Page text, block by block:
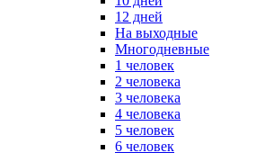
12 дней
На выходные
Многодневные
1 человек
2 человека
3 человека
4 человека
5 человек
6 человек